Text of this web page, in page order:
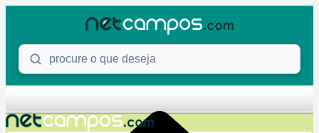
Procure o que deseja